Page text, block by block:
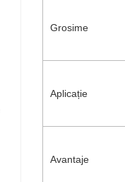
Grosime
Aplicație
Avantaje